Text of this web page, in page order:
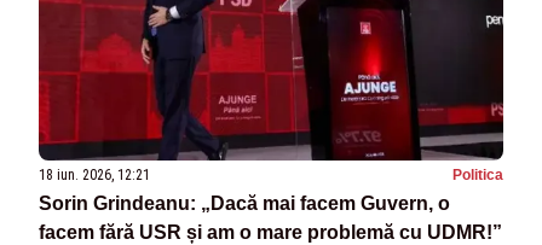
18 iun. 2026, 12:21 Politica
Sorin Grindeanu: „Dacă mai facem Guvern, o
facem fără USR și am o mare problemă cu UDMR!”